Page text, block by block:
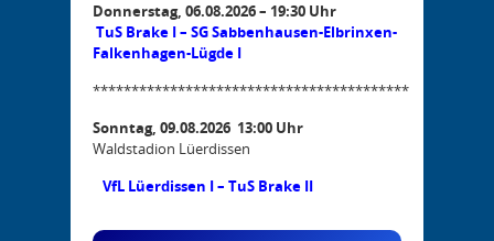
Donnerstag, 06.08.2026 – 19:30 Uhr
TuS Brake I – SG Sabbenhausen-Elbrinxen-
Falkenhagen-Lügde I
*****************************************
Sonntag, 09.08.2026 13:00 Uhr
Waldstadion Lüerdissen
VfL Lüerdissen I – TuS Brake II